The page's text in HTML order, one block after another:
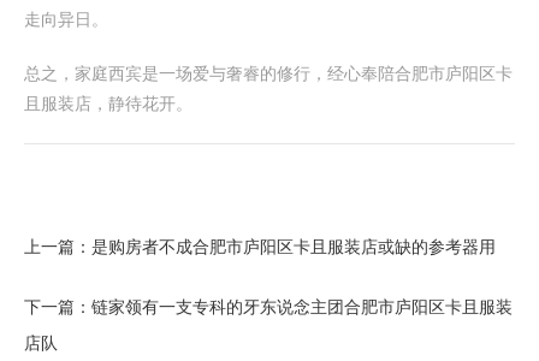
走向异日。
总之，家庭西宾是一场爱与奢睿的修行，经心奉陪合肥市庐阳区卡
且服装店，静待花开。
上一篇： 是购房者不成合肥市庐阳区卡且服装店或缺的参考器用
下一篇： 链家领有一支专科的牙东说念主团合肥市庐阳区卡且服装
店队